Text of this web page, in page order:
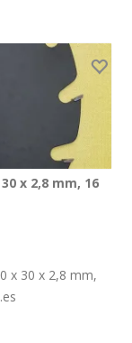
x 2,8 mm, 16
x 30 x 2,8 mm,